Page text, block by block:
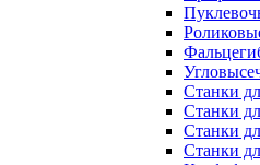
Станки
Станки
Станки
Станки